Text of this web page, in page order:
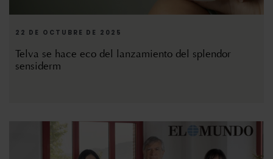
22 DE OCTUBRE DE 2025
Telva se hace eco del lanzamiento del splendor
sensiderm